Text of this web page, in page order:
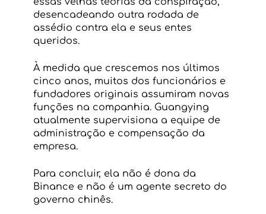
desencadeando outra rodada de
assédio contra ela e seus entes
queridos.
À medida que crescemos nos últimos
cinco anos, muitos dos funcionários e
fundadores originais assumiram novas
funções na companhia. Guangying
atualmente supervisiona a equipe de
administração e compensação da
empresa.
Para concluir, ela não é dona da
Binance e não é um agente secreto do
governo chinês.